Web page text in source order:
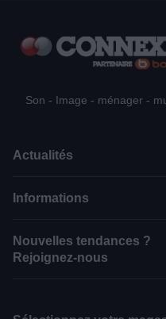
Son - Image - ménager -
Actualités
Informations
Nouvelles tendances ?
Rejoignez-nous